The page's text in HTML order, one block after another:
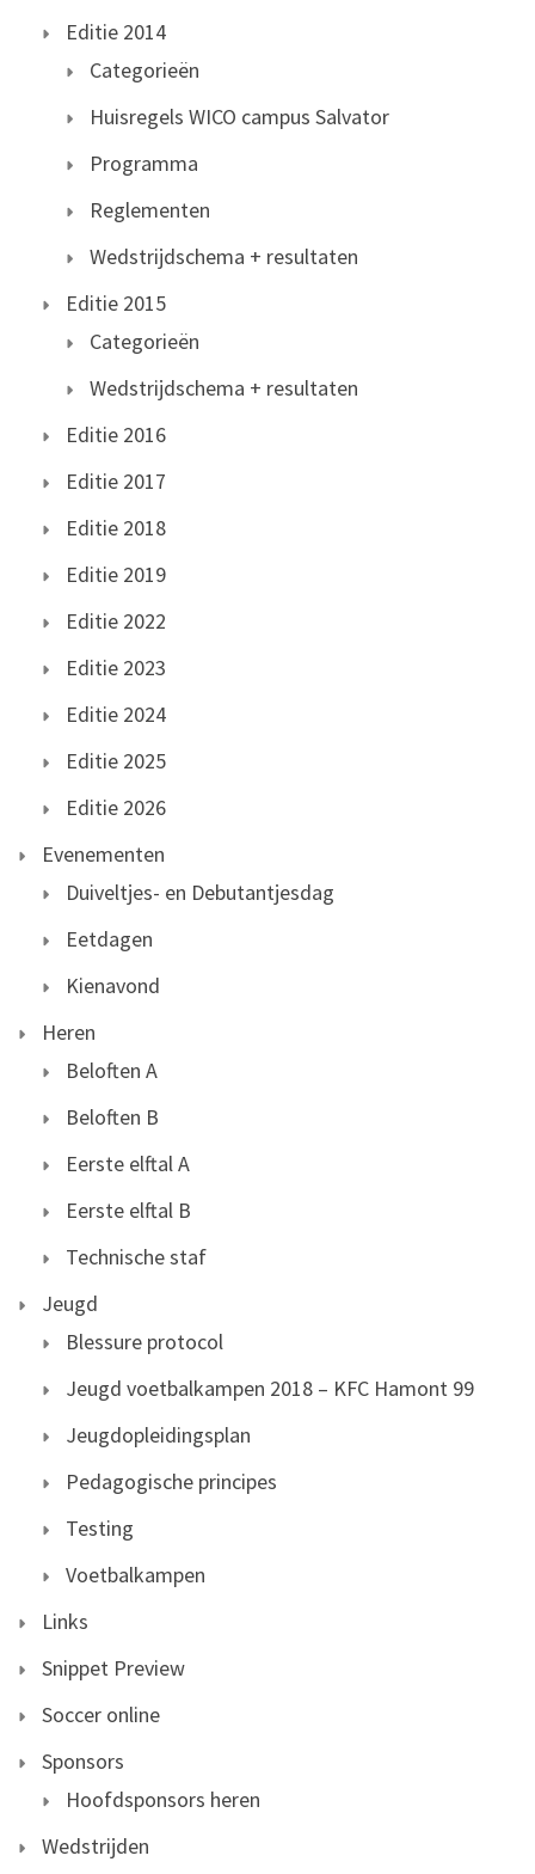
Editie 2014
Categorieën
Huisregels WICO campus Salvator
Programma
Reglementen
Wedstrijdschema + resultaten
Editie 2015
Categorieën
Wedstrijdschema + resultaten
Editie 2016
Editie 2017
Editie 2018
Editie 2019
Editie 2022
Editie 2023
Editie 2024
Editie 2025
Editie 2026
Evenementen
Duiveltjes- en Debutantjesdag
Eetdagen
Kienavond
Heren
Beloften A
Beloften B
Eerste elftal A
Eerste elftal B
Technische staf
Jeugd
Blessure protocol
Jeugd voetbalkampen 2018 – KFC Hamont 99
Jeugdopleidingsplan
Pedagogische principes
Testing
Voetbalkampen
Links
Snippet Preview
Soccer online
Sponsors
Hoofdsponsors heren
Wedstrijden